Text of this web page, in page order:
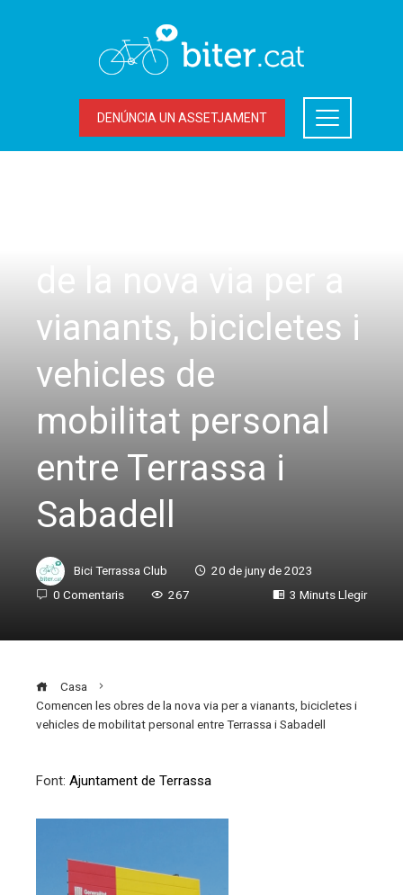
DENÚNCIA UN ASSETJAMENT
de la nova via per a
vianants, bicicletes i
vehicles de
mobilitat personal
entre Terrassa i
Sabadell
Bici Terrassa Club
20 de juny de 2023
0 Comentaris
267 3 Minuts Llegir
Casa
Comencen les obres de la nova via per a vianants, bicicletes i
vehicles de mobilitat personal entre Terrassa i Sabadell
Font: Ajuntament de Terrassa